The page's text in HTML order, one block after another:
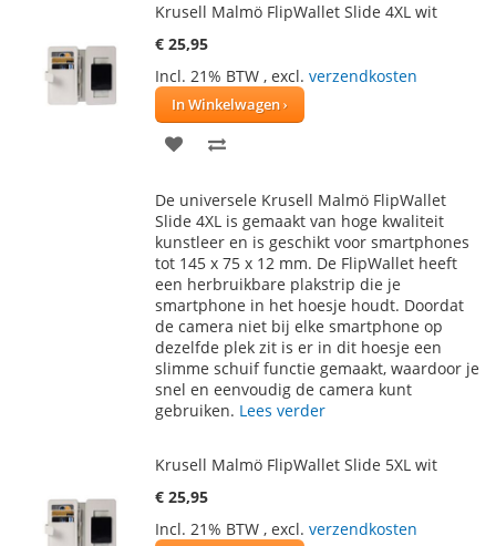
Krusell Malmö FlipWallet Slide 4XL wit
€ 25,95
Incl. 21% BTW , excl. verzendkosten
In Winkelwagen
VOEG
AAN
VERLANGLIJST
TE
VERGELIJKEN
De universele Krusell Malmö FlipWallet
Slide 4XL is gemaakt van hoge kwaliteit
kunstleer en is geschikt voor smartphones
tot 145 x 75 x 12 mm. De FlipWallet heeft
een herbruikbare plakstrip die je
smartphone in het hoesje houdt. Doordat
de camera niet bij elke smartphone op
dezelfde plek zit is er in dit hoesje een
slimme schuif functie gemaakt, waardoor je
snel en eenvoudig de camera kunt
gebruiken. Lees verder
Krusell Malmö FlipWallet Slide 5XL wit
€ 25,95
Incl. 21% BTW , excl. verzendkosten